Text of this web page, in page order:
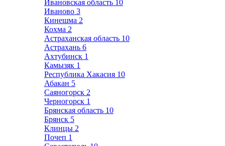
Ивановская область 10
Иваново 3
Кинешма 2
Кохма 2
Астраханская область 10
Астрахань 6
Ахтубинск 1
Камызяк 1
Республика Хакасия 10
Абакан 5
Саяногорск 2
Черногорск 1
Брянская область 10
Брянск 5
Клинцы 2
Почеп 1